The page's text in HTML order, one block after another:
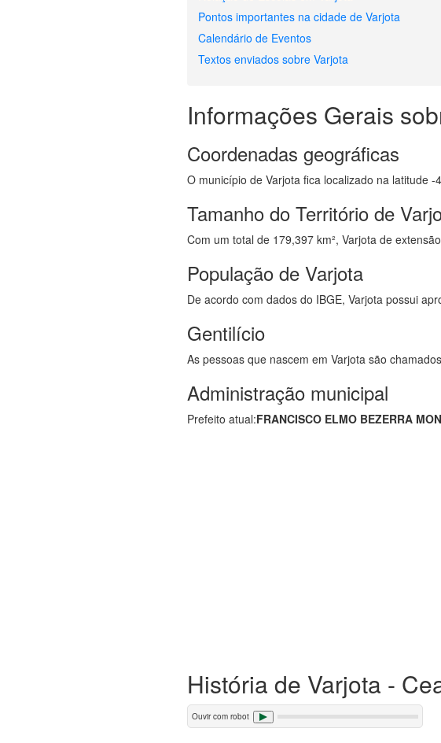
Pontos importantes na cidade de Varjota
Calendário de Eventos
Textos enviados sobre Varjota
Informações Gerais
Coordenadas geográficas
O município de Varjota fica localizado na latitude
Tamanho do Território de
Com um total de 179,397 km², Varjota de
População de Varjota
De acordo com dados do IBGE, Varjota possui
Gentilício
As pessoas que nascem em Varjota são
Administração municipal
Prefeito atual:FRANCISCO ELMO BEZERRA
História de Varjota -
Ouvir com robot